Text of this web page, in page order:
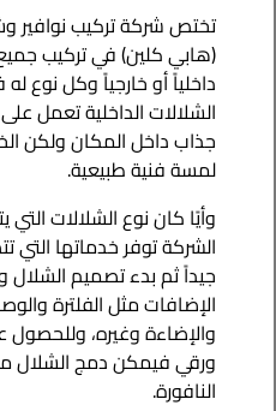
تختص شركة تركيب نوافير
(هابي كلين) في تركيب
داخلياً أو خارجياً وكل نوع
الشلالات الداخلية تعمل
جذاب داخل المكان ولكن
لمسة فنية طبيعية.
وأيًا كان نوع الشلالات التي
الشركة توفر خدماتها التي
جيداً ثم بدء تصميم الشلال
الإضافات مثل الفلترة
والإضاءة وغيره، وللحصول
ورقي فيمكن دمج الشلال
النافورة.